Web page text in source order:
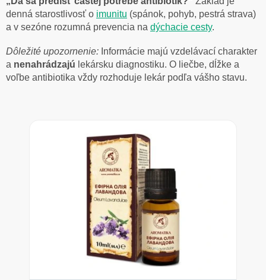
denná starostlivosť o imunitu (spánok, pohyb, pestrá strava)
a v sezóne rozumná prevencia na dýchacie cesty.
Dôležité upozornenie: Informácie majú vzdelávací charakter
a nenahrádzajú lekársku diagnostiku. O liečbe, dĺžke a
voľbe antibiotika vždy rozhoduje lekár podľa vášho stavu.